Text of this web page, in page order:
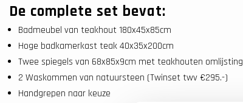
De complete set bevat:
Badmeubel van teakhout 180x45x85cm
Hoge badkamerkast teak 40x35x200cm
Twee spiegels van 68x85x9cm met teakhouten omlijsting
2 Waskommen van natuursteen (Twinset twv €295.-)
Handgrepen naar keuze